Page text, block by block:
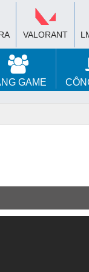
VALORANT
GAME